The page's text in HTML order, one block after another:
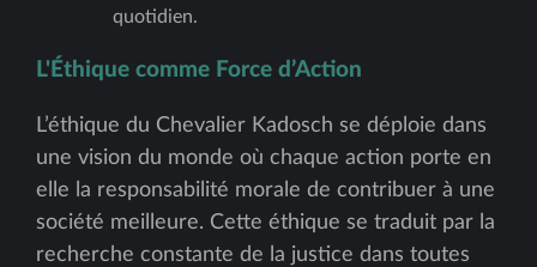
quotidien.
L'Éthique comme Force d’Action
L’éthique du Chevalier Kadosch se déploie dans
une vision du monde où chaque action porte en
elle la responsabilité morale de contribuer à une
société meilleure. Cette éthique se traduit par la
recherche constante de la justice dans toutes